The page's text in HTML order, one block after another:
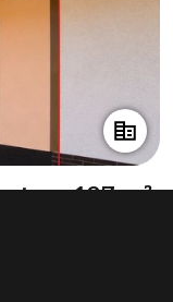
107 m²,